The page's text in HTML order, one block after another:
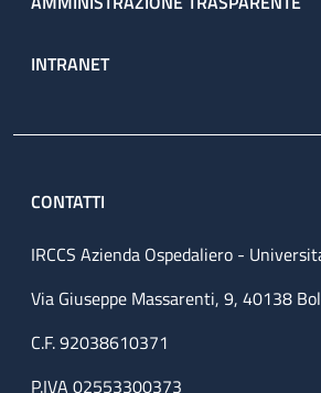
INTRANET
CONTATTI
IRCCS Azienda Ospedaliero -
Via Giuseppe Massarenti, 9, 40138
C.F. 92038610371
P.IVA 02553300373